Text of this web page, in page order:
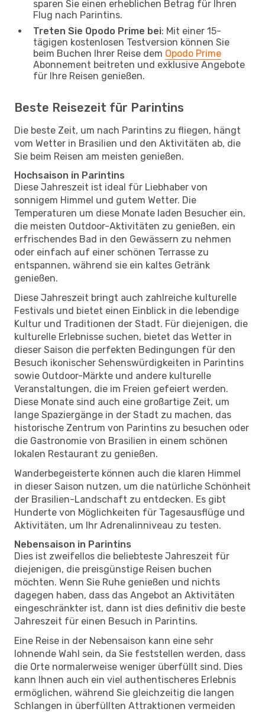
sparen Sie einen erheblichen Betrag für Ihren
Flug nach Parintins.
Treten Sie Opodo Prime bei: Mit einer 15-
tägigen kostenlosen Testversion können Sie
beim Buchen Ihrer Reise dem Opodo Prime
Abonnement beitreten und exklusive Angebote
für Ihre Reisen genießen.
Beste Reisezeit für Parintins
Die beste Zeit, um nach Parintins zu fliegen, hängt
vom Wetter in Brasilien und den Aktivitäten ab, die
Sie beim Reisen am meisten genießen.
Hochsaison in Parintins
Diese Jahreszeit ist ideal für Liebhaber von
sonnigem Himmel und gutem Wetter. Die
Temperaturen um diese Monate laden Besucher ein,
die meisten Outdoor-Aktivitäten zu genießen, ein
erfrischendes Bad in den Gewässern zu nehmen
oder einfach auf einer schönen Terrasse zu
entspannen, während sie ein kaltes Getränk
genießen.
Diese Jahreszeit bringt auch zahlreiche kulturelle
Festivals und bietet einen Einblick in die lebendige
Kultur und Traditionen der Stadt. Für diejenigen, die
kulturelle Erlebnisse suchen, bietet das Wetter in
dieser Saison die perfekten Bedingungen für den
Besuch ikonischer Sehenswürdigkeiten in Parintins
sowie Outdoor-Märkte und andere kulturelle
Veranstaltungen, die im Freien gefeiert werden.
Diese Monate sind auch eine großartige Zeit, um
lange Spaziergänge in der Stadt zu machen, das
historische Zentrum von Parintins zu besuchen oder
die Gastronomie von Brasilien in einem schönen
lokalen Restaurant zu genießen.
Wanderbegeisterte können auch die klaren Himmel
in dieser Saison nutzen, um die natürliche Schönheit
der Brasilien-Landschaft zu entdecken. Es gibt
Hunderte von Möglichkeiten für Tagesausflüge und
Aktivitäten, um Ihr Adrenalinniveau zu testen.
Nebensaison in Parintins
Dies ist zweifellos die beliebteste Jahreszeit für
diejenigen, die preisgünstige Reisen buchen
möchten. Wenn Sie Ruhe genießen und nichts
dagegen haben, dass das Angebot an Aktivitäten
eingeschränkter ist, dann ist dies definitiv die beste
Jahreszeit für einen Besuch in Parintins.
Eine Reise in der Nebensaison kann eine sehr
lohnende Wahl sein, da Sie feststellen werden, dass
die Orte normalerweise weniger überfüllt sind. Dies
kann Ihnen auch ein viel authentischeres Erlebnis
ermöglichen, während Sie gleichzeitig die langen
Schlangen in überfüllten Attraktionen vermeiden